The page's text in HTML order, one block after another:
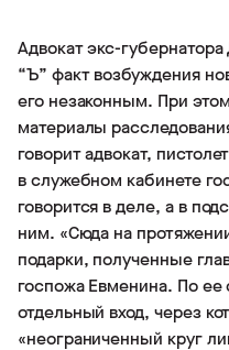
Адвокат экс-
“Ъ” факт возбуждения
его незаконным. При
материалы
говорит адвокат,
в служебном кабинете
говорится в деле, а в
ним. «Сюда на
подарки, полученные
госпожа Евменина. По
отдельный вход, через
«неограниченный круг